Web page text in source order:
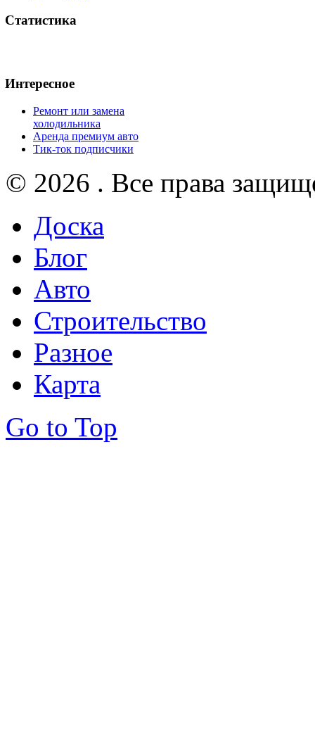
Статистика
Интересное
Ремонт или замена
холодильника
Аренда премиум авто
Тик-ток подписчики
© 2026 . Все права
Доска
Блог
Авто
Строительство
Разное
Карта
Go to Top